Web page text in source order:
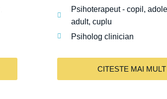
Psihoterapeut - copil,
adult, cuplu
Psiholog clinician
CITESTE MAI MULT